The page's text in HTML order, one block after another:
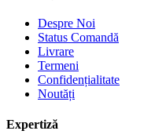
Despre Noi
Status Comandă
Livrare
Termeni
Confidențialitate
Noutăți
Expertiză